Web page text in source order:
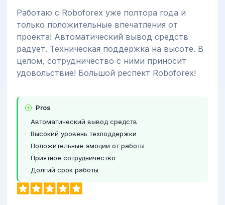
Работаю с Roboforex уже полтора года и
только положительные впечатления от
проекта! Автоматический вывод средств
радует. Техническая поддержка на высоте. В
целом, сотрудничество с ними приносит
удовольствие! Большой респект Roboforex!
Pros
Автоматический вывод средств
Высокий уровень техподдержки
Положительные эмоции от работы
Приятное сотрудничество
Долгий срок работы